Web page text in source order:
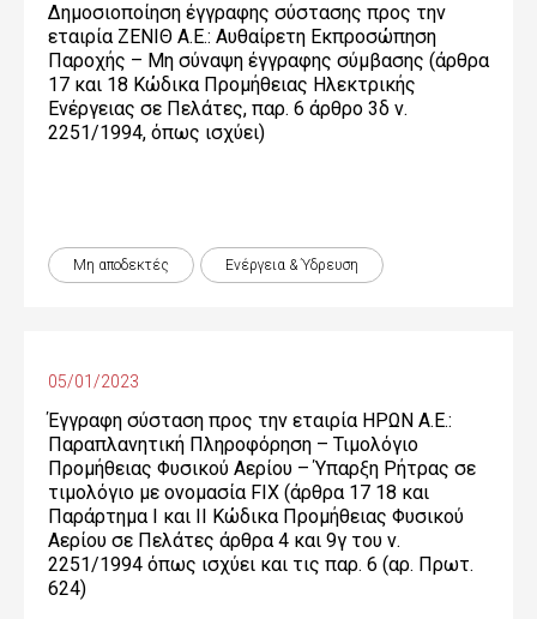
Δημοσιοποίηση έγγραφης σύστασης προς την
εταιρία ΖΕΝΙΘ Α.Ε.: Αυθαίρετη Εκπροσώπηση
Παροχής – Μη σύναψη έγγραφης σύμβασης (άρθρα
17 και 18 Κώδικα Προμήθειας Ηλεκτρικής
Ενέργειας σε Πελάτες, παρ. 6 άρθρο 3δ ν.
2251/1994, όπως ισχύει)
Μη αποδεκτές Ενέργεια & Ύδρευση
05/01/2023
Έγγραφη σύσταση προς την εταιρία ΗΡΩΝ Α.Ε.:
Παραπλανητική Πληροφόρηση – Τιμολόγιο
Προμήθειας Φυσικού Αερίου – Ύπαρξη Ρήτρας σε
τιμολόγιο με ονομασία FIX (άρθρα 17 18 και
Παράρτημα Ι και ΙΙ Κώδικα Προμήθειας Φυσικού
Αερίου σε Πελάτες άρθρα 4 και 9γ του ν.
2251/1994 όπως ισχύει και τις παρ. 6 (αρ. Πρωτ.
624)